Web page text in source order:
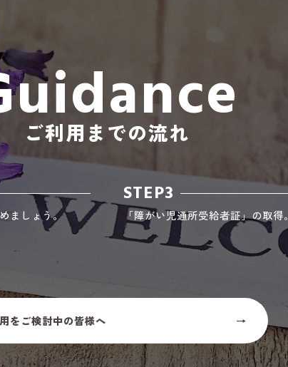
春日事業所のブログ
遠賀事業所のブログ
東郷事業所のブログ
鳥栖事業所のブログ
ご利用までの流れ
ましょう。
STEP3
「障がい児通所受給者証」の取得。
をご検討中の皆様へ